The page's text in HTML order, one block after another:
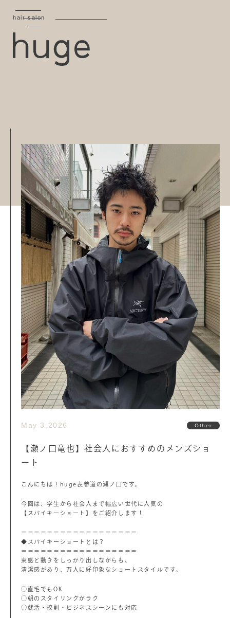
hair salon
May 3,2026 Other
【瀬ノ口竜也】社会人におすすめのメンズショ
ート
こんにちは！huge表参道の瀬ノ口です。
今回は、学生から社会人まで幅広い世代に人気の
【スパイキーショート】をご紹介します！
＝＝＝＝＝＝＝＝＝＝＝＝＝＝＝＝＝＝
◆スパイキーショートとは？
＝＝＝＝＝＝＝＝＝＝＝＝＝＝＝＝＝＝
束感と動きをしっかり出しながらも、
清潔感があり、万人に好印象なショートスタイルです。
◯直毛でもOK
◯朝のスタイリングがラク
◯就活・校則・ビジネスシーンにも対応